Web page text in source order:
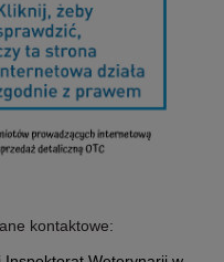
kontaktowe: